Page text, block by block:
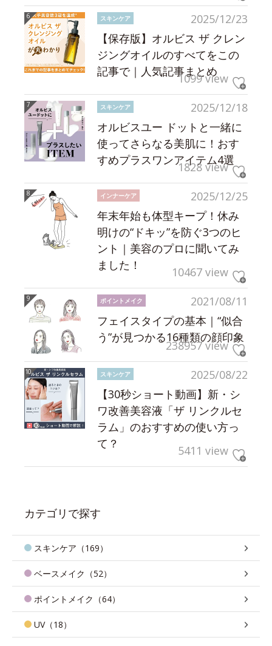
2025/12/23
スキンケア
【保存版】オルビス ザ クレン
ジングオイルのすべてをこの
記事で｜人気記事まとめ
1099 view
2025/12/18
スキンケア
オルビスユー ドットと一緒に
使ってさらなる美肌に！おす
すめプラスワンアイテム4選
1828 view
2025/12/25
インナーケア
年末年始も体型キープ！休み
明けの“ドキッ”を防ぐ3つのヒ
ント｜美容のプロに聞いてみ
ました！
10467 view
2021/08/11
ポイントメイク
フェイスタイプの基本｜“似合
う”が見つかる16種類の顔印象
238957 view
2025/08/22
スキンケア
【30秒ショート動画】新・シ
ワ改善美容液「ザ リンクルセ
ラム」のおすすめの使い方っ
て？
5411 view
カテゴリで探す
スキンケア（169）
ベースメイク（52）
ポイントメイク（64）
UV（18）